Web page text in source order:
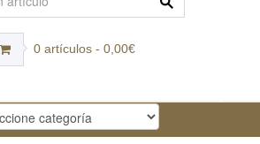
0 artículos - 0,00€